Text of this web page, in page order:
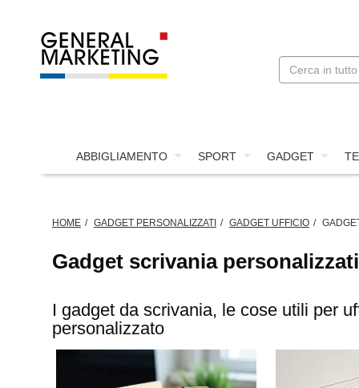
ABBIGLIAMENTO SPORT GADGET
HOME GADGET PERSONALIZZATI GADGET UFFICIO
Gadget scrivania personalizzati
I gadget da scrivania, le cose utili per
personalizzato